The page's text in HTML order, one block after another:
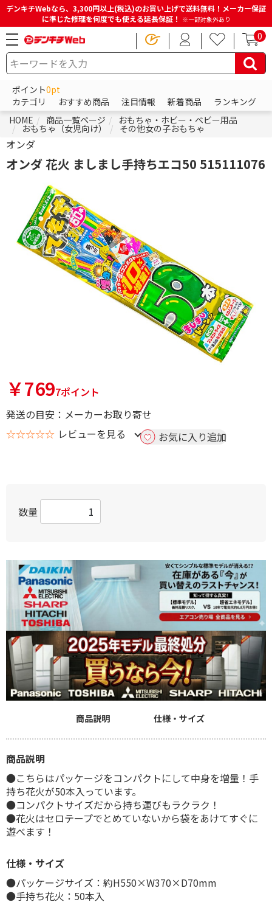
デンキチWebなら、3,300円以上(税込)のお買い上げで送料無料！メーカー保証
に準じた修理を何度でも使える延長保証！ ※一部対象外あり
0
ポイント0pt
カテゴリ
おすすめ商品 注目情報 新着商品
ランキング
HOME
商品一覧ページ おもちゃ・ホビー・ベビー用品
おもちゃ（女児向け） その他女の子おもちゃ
オンダ
オンダ 花火 ましまし手持ちエコ50 515111076
￥7697ポイント
発送の目安：メーカーお取り寄せ
☆☆☆☆☆ レビューを見る お気に入り追加
数量
商品説明 仕様・サイズ
商品説明
●こちらはパッケージをコンパクトにして中身を増量！手
持ち花火が50本入っています。
●コンパクトサイズだから持ち運びもラクラク！
●花火はセロテープでとめていないから袋をあけてすぐに
遊べます！
仕様・サイズ
●パッケージサイズ：約H550×W370×D70mm
●手持ち花火：50本入